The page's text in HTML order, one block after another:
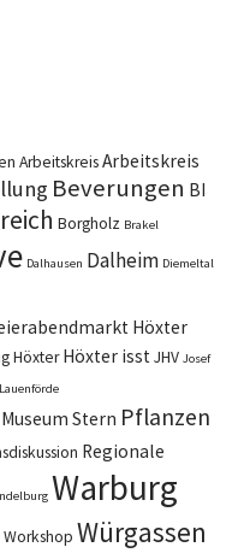
ArbeitskreisArbeitskreis
Beverungen BI
Borgholz Brakel
Dalhausen Dalheim Diemeltal
Höxter
Höxter Höxter isstJHV Josef
Lauenförde
Museum Stern Pflanzen
Regionale
Warburg
Workshop Würgassen